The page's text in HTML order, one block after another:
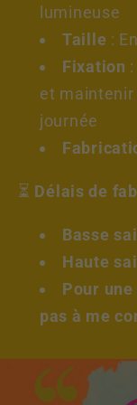
lumineuse
Taille :
Fixation
et
journée
⏳ Délais de
Basse
Haute
Pour
pas à me